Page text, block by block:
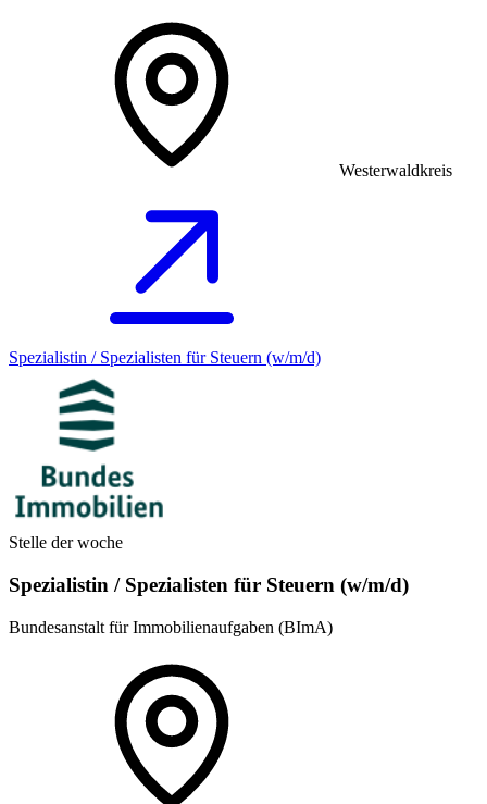
Westerwaldkreis
Spezialistin / Spezialisten für Steuern (w/m/d)
Stelle der woche
Spezialistin / Spezialisten für Steuern (w/m/d)
Bundesanstalt für Immobilienaufgaben (BImA)